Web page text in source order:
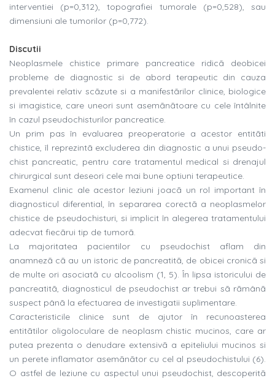
interventiei (p=0,312), topografiei tumorale (p=0,528), sau
dimensiuni ale tumorilor (p=0,772).
Discutii
Neoplasmele chistice primare pancreatice ridicã deobicei
probleme de diagnostic si de abord terapeutic din cauza
prevalentei relativ scãzute si a manifestãrilor clinice, biologice
si imagistice, care uneori sunt asemãnãtoare cu cele întâlnite
în cazul pseudochisturilor pancreatice.
Un prim pas în evaluarea preoperatorie a acestor entitãti
chistice, îl reprezintã excluderea din diagnostic a unui pseudo-
chist pancreatic, pentru care tratamentul medical si drenajul
chirurgical sunt deseori cele mai bune optiuni terapeutice.
Examenul clinic ale acestor leziuni joacã un rol important în
diagnosticul diferential, în separarea corectã a neoplasmelor
chistice de pseudochisturi, si implicit în alegerea tratamentului
adecvat fiecãrui tip de tumorã.
La majoritatea pacientilor cu pseudochist aflam din
anamnezã cã au un istoric de pancreatitã, de obicei cronicã si
de multe ori asociatã cu alcoolism (1, 5). În lipsa istoricului de
pancreatitã, diagnosticul de pseudochist ar trebui sã rãmânã
suspect pânã la efectuarea de investigatii suplimentare.
Caracteristicile clinice sunt de ajutor în recunoasterea
entitãtilor oligoloculare de neoplasm chistic mucinos, care ar
putea prezenta o denudare extensivã a epiteliului mucinos si
un perete inflamator asemãnãtor cu cel al pseudochistului (6).
O astfel de leziune cu aspectul unui pseudochist, descoperitã